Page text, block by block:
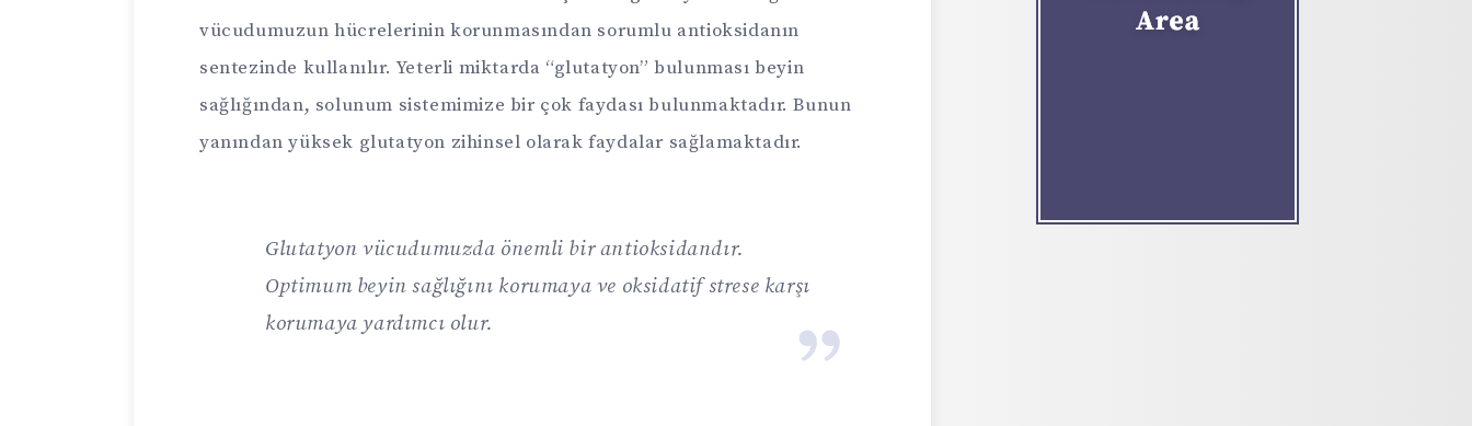
vücudumuzun hücrelerinin korunmasından sorumlu antioksidanın
sentezinde kullanılır. Yeterli miktarda “glutatyon” bulunması beyin
sağlığından, solunum sistemimize bir çok faydası bulunmaktadır. Bunun
yanından yüksek glutatyon zihinsel olarak faydalar sağlamaktadır.
Glutatyon vücudumuzda önemli bir antioksidandır.
Optimum beyin sağlığını korumaya ve oksidatif strese karşı
korumaya yardımcı olur.